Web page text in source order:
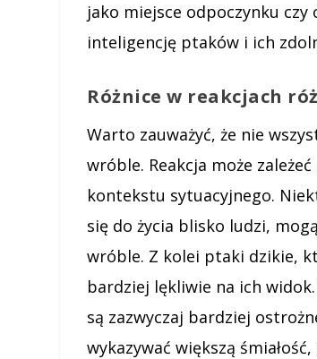
jako miejsce odpoczynku
inteligencję ptaków i ich
Różnice w reakcjach
Warto zauważyć, że nie
wróble. Reakcja może
kontekstu sytuacyjnego.
się do życia blisko ludzi,
wróble. Z kolei ptaki dzikie,
bardziej lękliwie na ich
są zazwyczaj bardziej
wykazywać większą